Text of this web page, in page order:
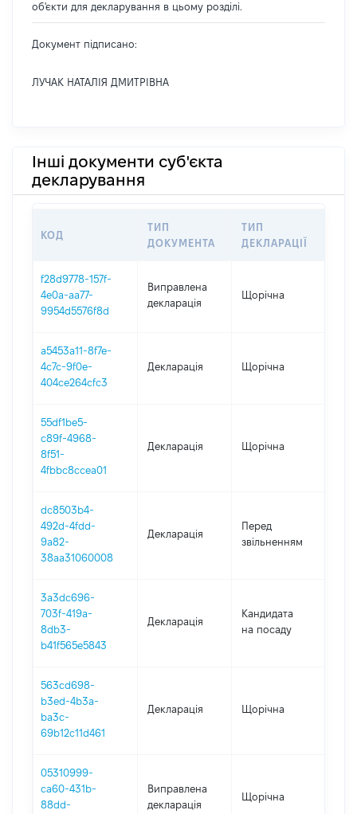
об'єкти для декларування в цьому розділі.
Документ підписано:
ЛУЧАК НАТАЛІЯ ДМИТРІВНА
Інші документи суб'єкта
декларування
КОД
ТИП
ДОКУМЕНТА
ТИП
ДЕКЛАРАЦІЇ
f28d9778-157f-
4e0a-aa77-
9954d5576f8d
Виправлена
декларація
Щорічна
a5453a11-8f7e-
4c7c-9f0e-
404ce264cfc3
Декларація Щорічна
55df1be5-
c89f-4968-
8f51-
4fbbc8ccea01
Декларація Щорічна
dc8503b4-
492d-4fdd-
9a82-
38aa31060008
Декларація
Перед
звільненням
3a3dc696-
703f-419a-
8db3-
b41f565e5843
Декларація
Кандидата
на посаду
563cd698-
b3ed-4b3a-
ba3c-
69b12c11d461
Декларація Щорічна
05310999-
ca60-431b-
88dd-
Виправлена
декларація
Щорічна